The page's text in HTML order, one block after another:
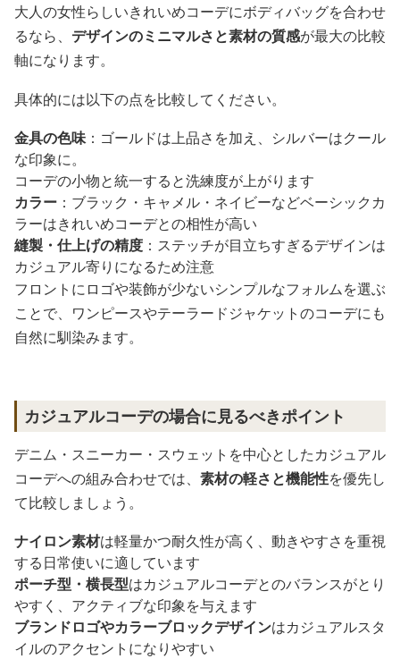
大人の女性らしいきれいめコーデにボディバッグを合わせ
るなら、 デザインのミニマルさと素材の質感が最大の比較
軸になります。
具体的には以下の点を比較してください。
金具の色味：ゴールドは上品さを加え、シルバーはクール
な印象に。
コーデの小物と統一すると洗練度が上がります
カラー ：ブラック・キャメル・ネイビーなどベーシックカ
ラーはきれいめコーデとの相性が高い
縫製・仕上げの精度 ：ステッチが目立ちすぎるデザインは
カジュアル寄りになるため注意
フロントにロゴや装飾が少ないシンプルなフォルムを選ぶ
ことで、ワンピースやテーラードジャケットのコーデにも
自然に馴染みます。
カジュアルコーデの場合に見るべきポイント
デニム・スニーカー・スウェットを中心としたカジュアル
コーデへの組み合わせでは、 素材の軽さと機能性を優先し
て比較しましょう。
ナイロン素材は軽量かつ耐久性が高く、動きやすさを重視
する日常使いに適しています
ポーチ型・横長型はカジュアルコーデとのバランスがとり
やすく、アクティブな印象を与えます
ブランドロゴやカラーブロックデザインはカジュアルスタ
イルのアクセントになりやすい